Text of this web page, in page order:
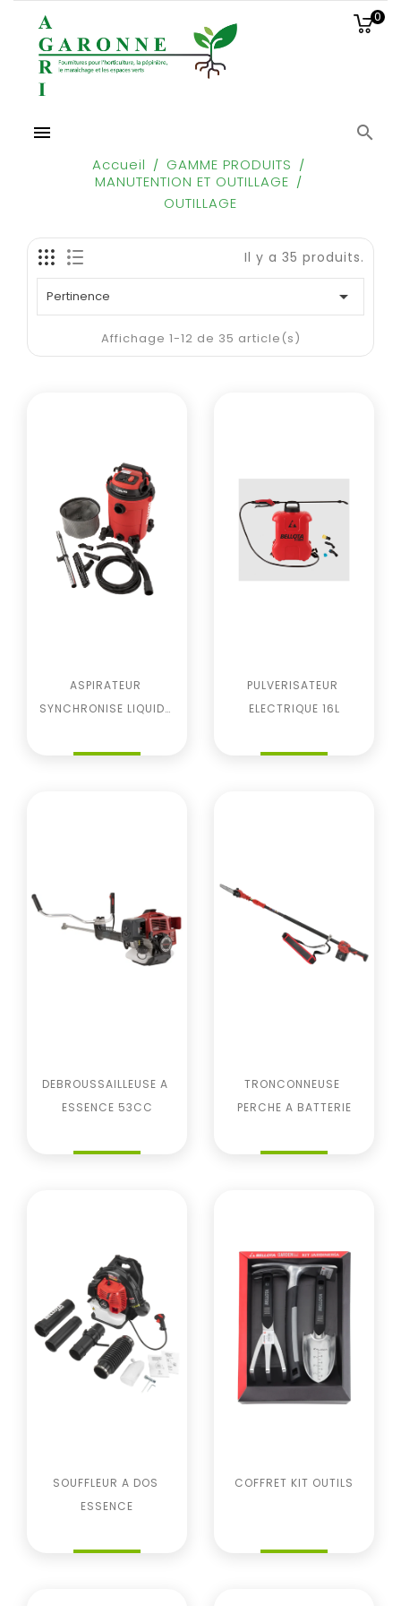
0
 
Accueil
GAMME PRODUITS
MANUTENTION ET OUTILLAGE
OUTILLAGE
Il y a 35 produits.
Pertinence 
Affichage 1-12 de 35 article(s)
ASPIRATEUR
SYNCHRONISE LIQUIDE
PULVERISATEUR
ELECTRIQUE 16L
DEBROUSSAILLEUSE A
ESSENCE 53CC
TRONCONNEUSE
PERCHE A BATTERIE
SOUFFLEUR A DOS
ESSENCE
COFFRET KIT OUTILS